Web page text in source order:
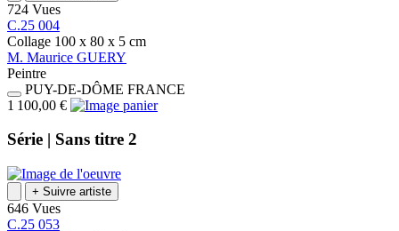
724 Vues
C.25 004
Collage 100 x 80 x 5 cm
M. Maurice GUERY
Peintre
PUY-DE-DÔME FRANCE
1 100,00 €
Série | Sans titre 2
+ Suivre artiste
646 Vues
C.25 053